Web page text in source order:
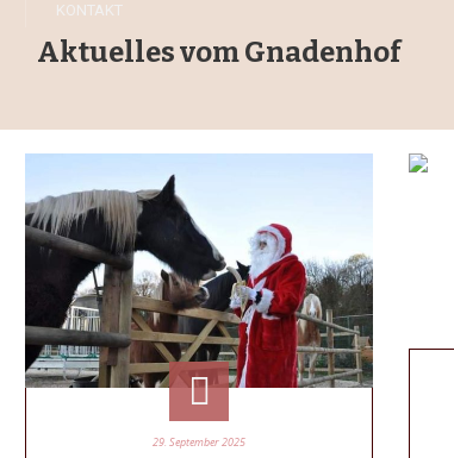
KONTAKT
Aktuelles vom Gnadenhof
29. September 2025